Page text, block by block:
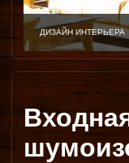
ДИЗАЙН ИНТЕРЬЕРА